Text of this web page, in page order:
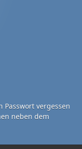
vergessen
neben dem